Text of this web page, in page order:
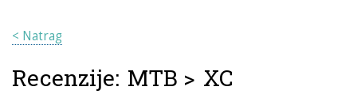
< Natrag
Recenzije: MTB > XC